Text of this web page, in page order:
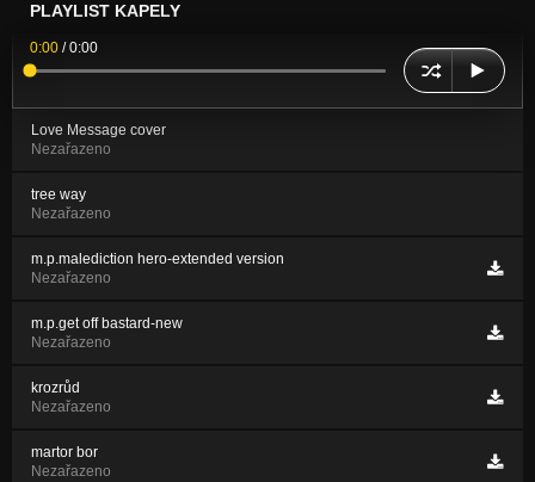
PLAYLIST KAPELY
0:00 /0:00
Love Message cover
Nezařazeno
tree way
Nezařazeno
m.p.malediction hero-extended version
Nezařazeno
m.p.get off bastard-new
Nezařazeno
krozrůd
Nezařazeno
martor bor
Nezařazeno